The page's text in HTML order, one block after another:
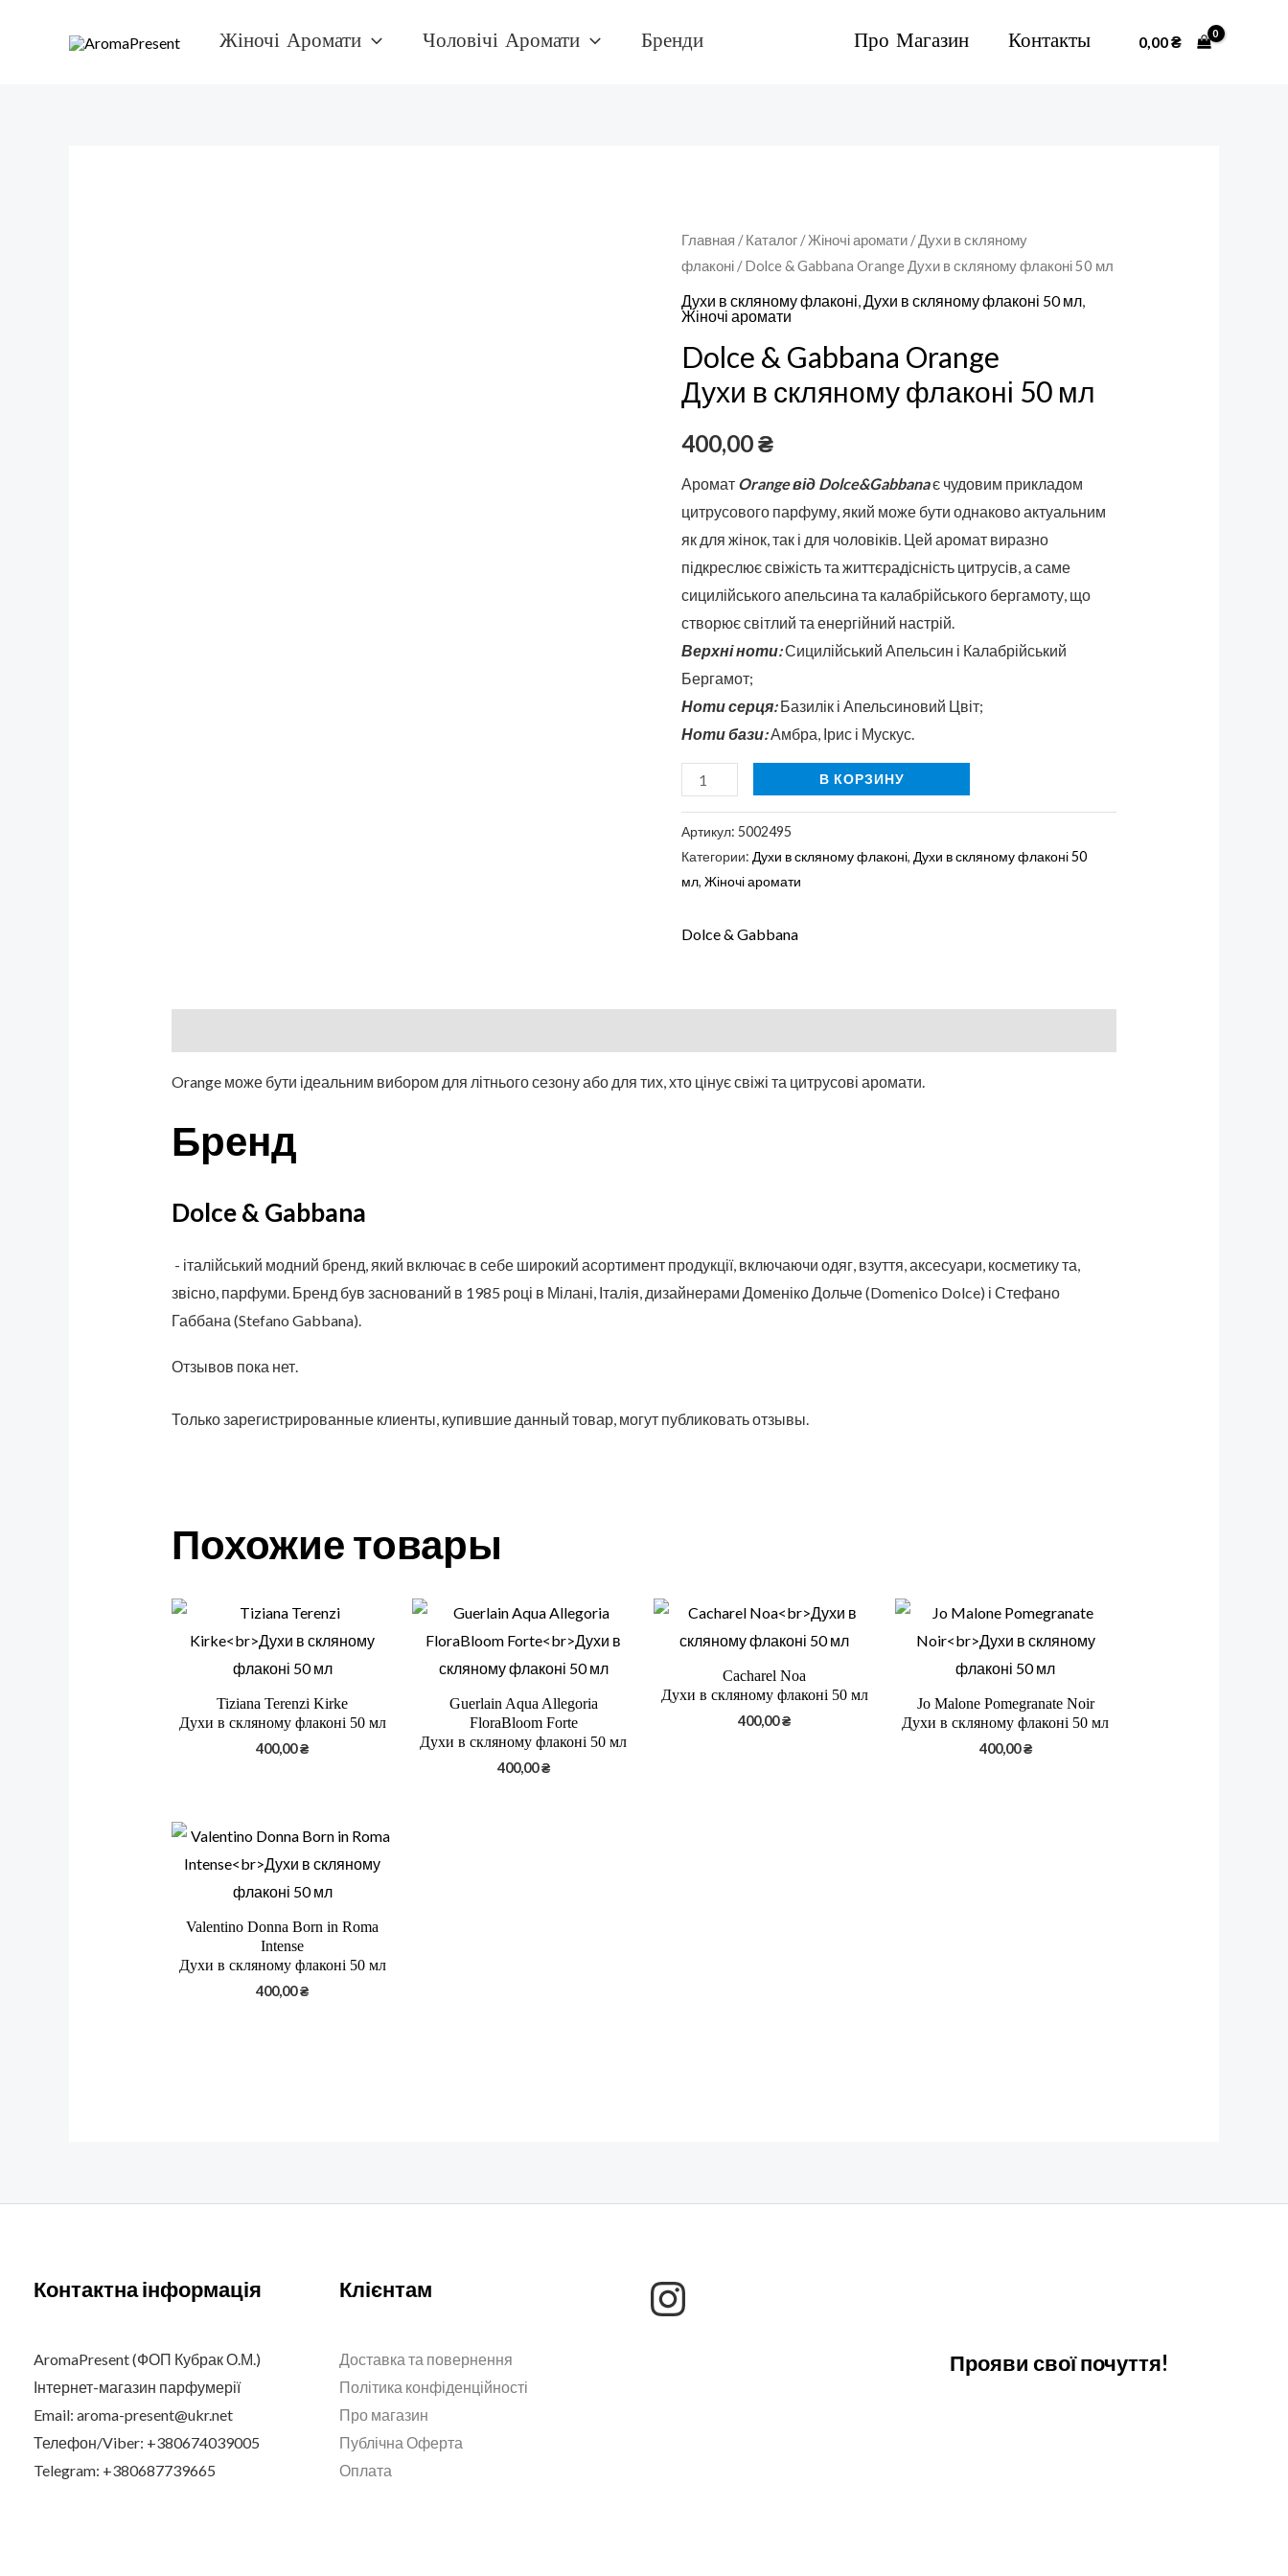
Жіночі Аромати Чоловічі Аромати Бренди Про Магазин Контакты 0,00₴
Главная /Каталог /Жіночі аромати /Духи в скляному
флаконі / Dolce & Gabbana Orange Духи в скляному флаконі 50 мл
Духи в скляному флаконі,Духи в скляному флаконі 50 мл,
Жіночі аромати
Dolce & Gabbana Orange
Духи в скляному флаконі 50 мл
400,00₴
Аромат Orange від Dolce&Gabbanaє чудовим прикладом
цитрусового парфуму, який може бути однаково актуальним
як для жінок, так і для чоловіків. Цей аромат виразно
підкреслює свіжість та життєрадісність цитрусів, а саме
сицилійського апельсина та калабрійського бергамоту, що
створює світлий та енергійний настрій.
Верхні ноти:Сицилійський Апельсин і Калабрійський
Бергамот;
Ноти серця:Базилік і Апельсиновий Цвіт;
Ноти бази:Амбра, Ірис і Мускус.
Количество
товара
Dolce
&
Gabbana
Orange
Духи
в
флаконі
50
мл
В КОРЗИНУ
Артикул:5002495
Категории: Духи в скляному флаконі, Духи в скляному флаконі 50
мл,Жіночі аромати
Dolce & Gabbana
Orange може бути ідеальним вибором для літнього сезону або для тих, хто цінує свіжі та цитрусові аромати.
Бренд
Dolce & Gabbana
- італійський модний бренд, який включає в себе широкий асортимент продукції, включаючи одяг, взуття, аксесуари, косметику та,
звісно, парфуми. Бренд був заснований в 1985 році в Мілані, Італія, дизайнерами Доменіко Дольче (Domenico Dolce) і Стефано
Габбана (Stefano Gabbana).
Отзывов пока нет.
Только зарегистрированные клиенты, купившие данный товар, могут публиковать отзывы.
Похожие товары
Tiziana Terenzi Kirke
Духи в скляному флаконі 50 мл
400,00₴
Guerlain Aqua Allegoria
FloraBloom Forte
Духи в скляному флаконі 50 мл
400,00₴
Cacharel Noa
Духи в скляному флаконі 50 мл
400,00₴
Jo Malone Pomegranate Noir
Духи в скляному флаконі 50 мл
400,00₴
Valentino Donna Born in Roma
Intense
Духи в скляному флаконі 50 мл
400,00₴
Контактна інформація
AromaPresent (ФОП Кубрак О.М.)
Інтернет-магазин парфумерії
Email: aroma-present@ukr.net
Телефон/Viber: +380674039005
Telegram: +380687739665
Клієнтам
Доставка та повернення
Політика конфіденційності
Про магазин
Публічна Оферта
Оплата
Прояви свої почуття!